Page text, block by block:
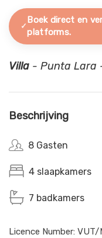
Boek direct en
platforms.
Villa - Punta Lara
Beschrijving
8 Gasten
4 slaapkamers
7 badkamers
Licence Number: VUT/